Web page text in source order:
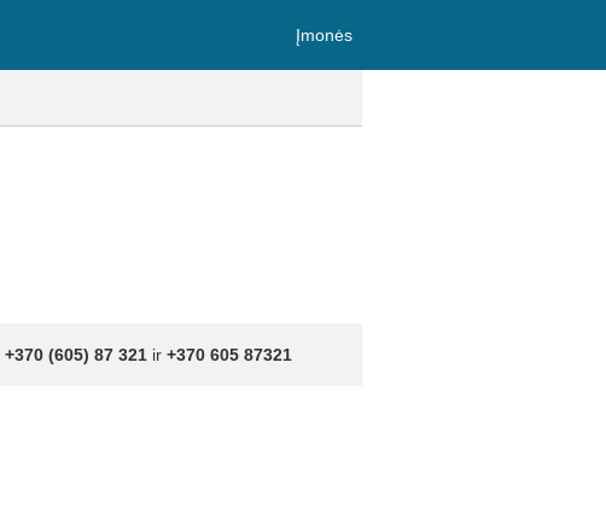
Įmonės
+370 (605) 87 321 ir +370 605 87321